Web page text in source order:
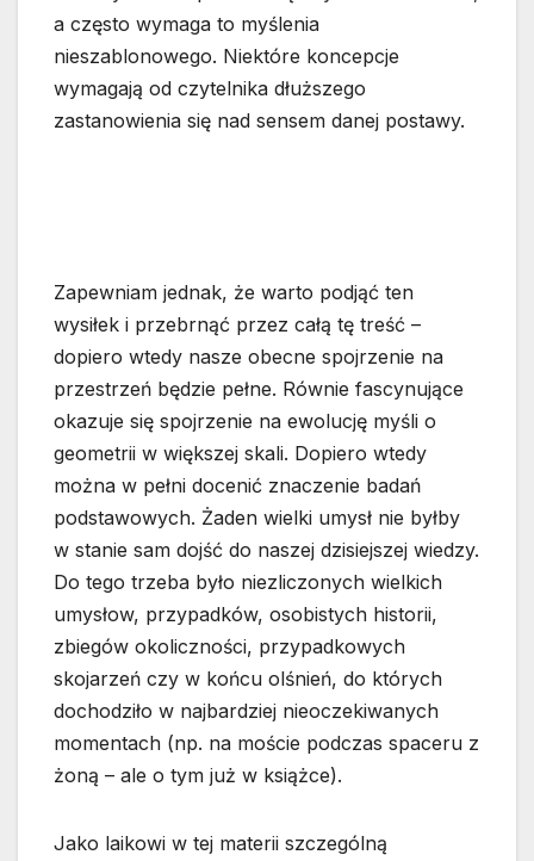
a często wymaga to myślenia
nieszablonowego. Niektóre koncepcje
wymagają od czytelnika dłuższego
zastanowienia się nad sensem danej postawy.
Zapewniam jednak, że warto podjąć ten
wysiłek i przebrnąć przez całą tę treść –
dopiero wtedy nasze obecne spojrzenie na
przestrzeń będzie pełne. Równie fascynujące
okazuje się spojrzenie na ewolucję myśli o
geometrii w większej skali. Dopiero wtedy
można w pełni docenić znaczenie badań
podstawowych. Żaden wielki umysł nie byłby
w stanie sam dojść do naszej dzisiejszej wiedzy.
Do tego trzeba było niezliczonych wielkich
umysłow, przypadków, osobistych historii,
zbiegów okoliczności, przypadkowych
skojarzeń czy w końcu olśnień, do których
dochodziło w najbardziej nieoczekiwanych
momentach (np. na moście podczas spaceru z
żoną – ale o tym już w książce).
Jako laikowi w tej materii szczególną